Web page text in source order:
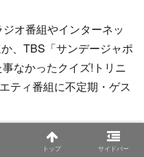
オ番組やインターネッ
、TBS「サンデージャポ
なかったクイズ!トリニ
ティ番組に不定期・ゲス
でもレギュラーを持つな
トップ サイドバー